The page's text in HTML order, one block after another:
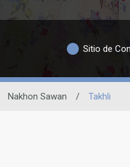
Sitio de
Nakhon Sawan / Takhli